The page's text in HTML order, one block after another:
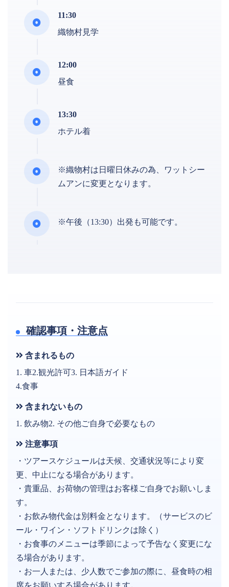
11:30
織物村見学
12:00
昼食
13:30
ホテル着
※織物村は日曜日休みの為、ワットシー
ムアンに変更となります。
※午後（13:30）出発も可能です。
確認事項・注意点
含まれるもの
1. 車2.観光許可3. 日本語ガイド
4.食事
含まれないもの
1. 飲み物2. その他ご自身で必要なもの
注意事項
・ツアースケジュールは天候、交通状況等により変
更、中止になる場合があります。
・貴重品、お荷物の管理はお客様ご自身でお願いしま
す。
・お飲み物代金は別料金となります。（サービスのビ
ール・ワイン・ソフトドリンクは除く）
・お食事のメニューは季節によって予告なく変更にな
る場合があります。
・お一人または、少人数でご参加の際に、昼食時の相
席をお願いする場合があります。